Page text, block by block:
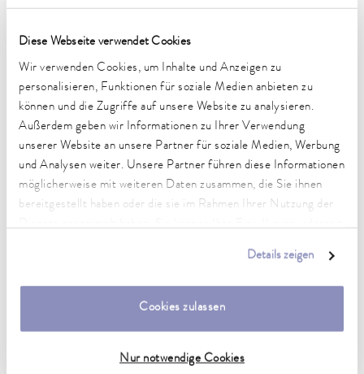
Diese Webseite verwendet Cookies
Wir verwenden Cookies, um Inhalte und Anzeigen zu
personalisieren, Funktionen für soziale Medien anbieten zu
können und die Zugriffe auf unsere Website zu analysieren.
Außerdem geben wir Informationen zu Ihrer Verwendung
unserer Website an unsere Partner für soziale Medien, Werbung
und Analysen weiter. Unsere Partner führen diese Informationen
möglicherweise mit weiteren Daten zusammen, die Sie ihnen
bereitgestellt haben oder die sie im Rahmen Ihrer Nutzung der
Details zeigen
Cookies zulassen
Nur notwendige Cookies
Puridest PD 4 DG 4 L/h
Puridest PD 4 G 4 L/h
Puridest PD 4 R 4 L/h
Puridest PD 8 D 8 L/h 2.2 µS/
Puridest PD 8 G 8 L/h 2.2 µS/
Puridest PD 8 R 8 L/h 2.3 µS/